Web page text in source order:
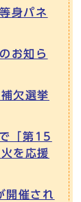
身パネ
お知ら
欠選挙
「第15
を応援
開催され